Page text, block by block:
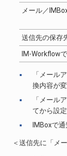
メール／
送信先の保存
IM-Workflow
「メール
換内容が変
「メール
てから設
IMBoxで
＜送信先に「メ